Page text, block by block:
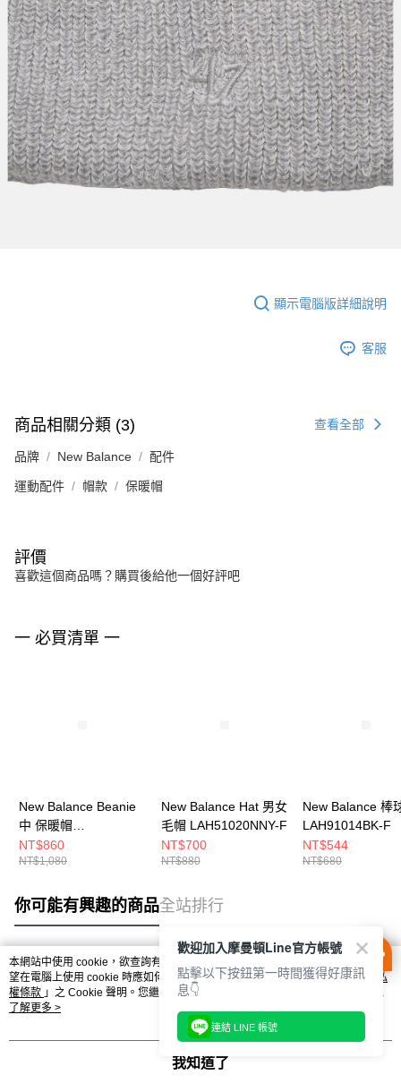
顯示電腦版詳細說明
客服
商品相關分類 (3) 查看全部
品牌 New Balance 配件
運動配件 帽款 保暖帽
評價
喜歡這個商品嗎？購買後給他一個好評吧
一 必買清單 一
New Balance Beanie
中 保暖帽
LAH00543BK-F
NT$860
NT$1,080
New Balance Hat 男女
毛帽 LAH51020NNY-F
NT$700
NT$880
New Balance 棒
LAH91014BK-F
NT$544
NT$680
你可能有興趣的商品全站排行
熱門標籤
本網站中使用 cookie，欲查詢有關本網站使用 cookie 方式之詳情，及若您不希
望在電腦上使用 cookie 時應如何變更電腦的 cookie 設定，請參閱本網站「
隱私
權條款 」之 Cookie 聲明。您繼續使用本網站即表示您同意本公司得按本網站使
用條款之 Cookie 聲明使用 cookie。
了解更多 >
我知道了
歡迎加入摩曼頓Line官方帳號
點擊以下按鈕第一時間獲得好康訊
息👇
連結 LINE 帳號